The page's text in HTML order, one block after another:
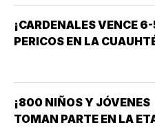
¡CARDENALES VENCE
PERICOS EN LA
¡800 NIÑOS Y JÓVENES
TOMAN PARTE EN LA